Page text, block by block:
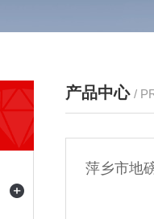
产品中心 /
萍乡市地